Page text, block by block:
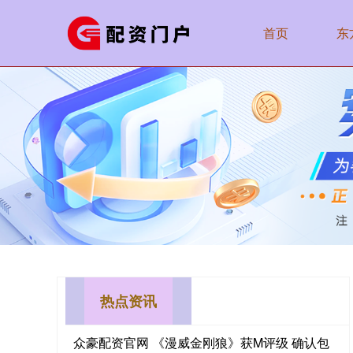
首页 东
热点资讯
众豪配资官网 《漫威金刚狼》获M评级 确认包